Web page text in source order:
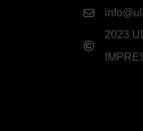
2023